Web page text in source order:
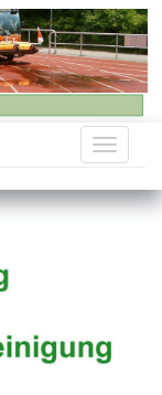
Toggle